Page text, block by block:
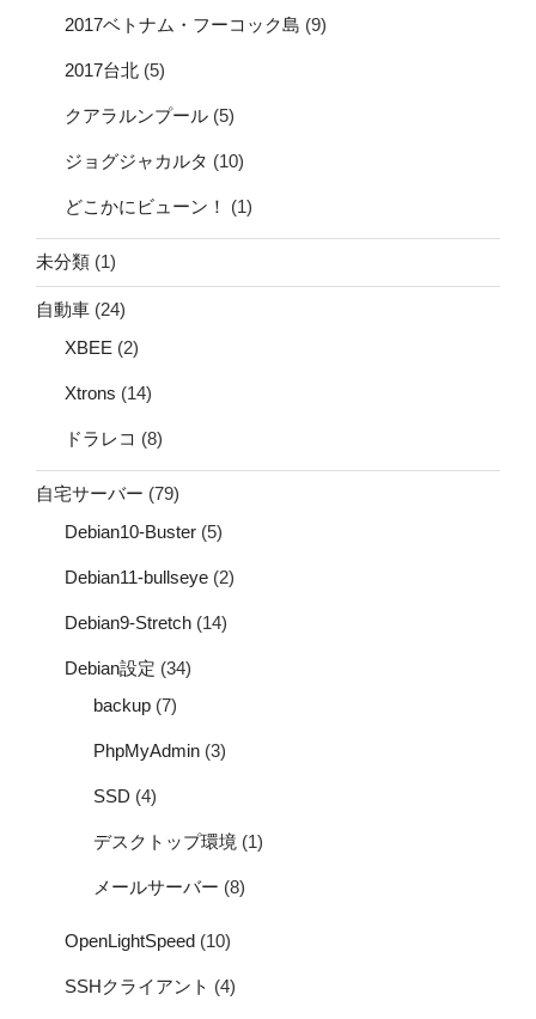
2017ベトナム・フーコック島 (9)
2017台北 (5)
クアラルンプール (5)
ジョグジャカルタ (10)
どこかにビューン！ (1)
未分類 (1)
自動車 (24)
XBEE (2)
Xtrons (14)
ドラレコ (8)
自宅サーバー (79)
Debian10-Buster (5)
Debian11-bullseye (2)
Debian9-Stretch (14)
Debian設定 (34)
backup (7)
PhpMyAdmin (3)
SSD (4)
デスクトップ環境 (1)
メールサーバー (8)
OpenLightSpeed (10)
SSHクライアント (4)